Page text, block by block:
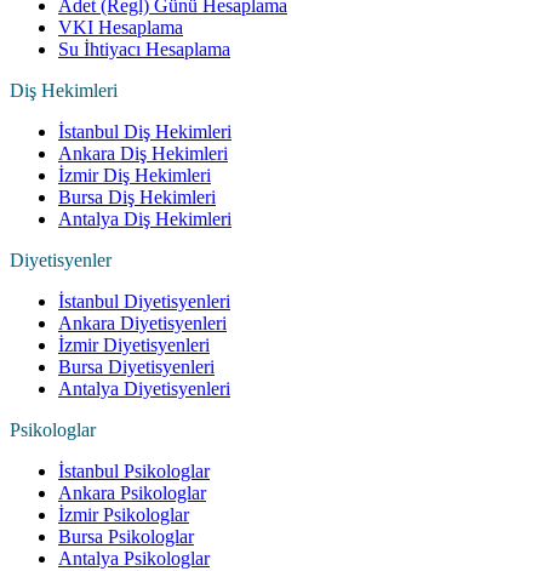
Adet (Regl) Günü Hesaplama
VKI Hesaplama
Su İhtiyacı Hesaplama
Diş Hekimleri
İstanbul Diş Hekimleri
Ankara Diş Hekimleri
İzmir Diş Hekimleri
Bursa Diş Hekimleri
Antalya Diş Hekimleri
Diyetisyenler
İstanbul Diyetisyenleri
Ankara Diyetisyenleri
İzmir Diyetisyenleri
Bursa Diyetisyenleri
Antalya Diyetisyenleri
Psikologlar
İstanbul Psikologlar
Ankara Psikologlar
İzmir Psikologlar
Bursa Psikologlar
Antalya Psikologlar